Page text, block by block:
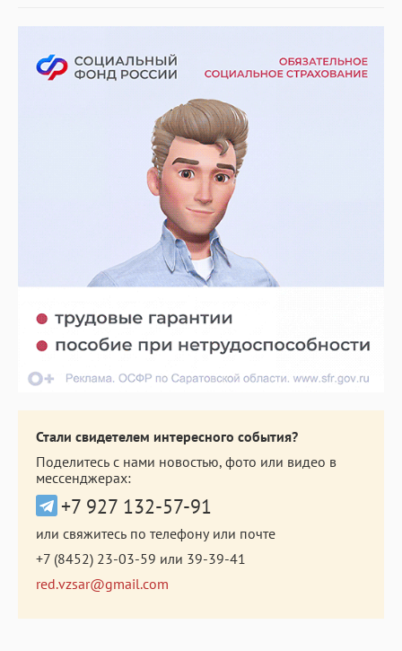
Стали свидетелем интересного события?
Поделитесь с нами новостью, фото или видео в
мессенджерах:
+7 927 132-57-91
или свяжитесь по телефону или почте
+7 (8452) 23-03-59 или 39-39-41
red.vzsar@gmail.com